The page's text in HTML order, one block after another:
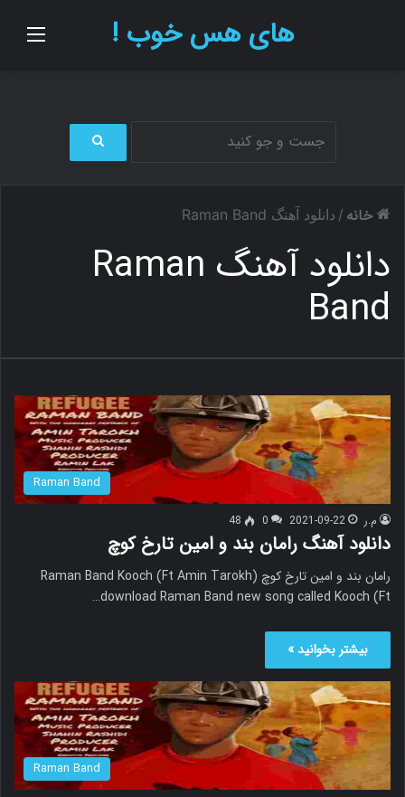
های هس خوب !
ج
ب
ر
خانه / دانلود آهنگ Raman Band
دانلود آهنگ Raman
Band
Raman Band
م.ر 2021-09-22
0
48
دانلود آهنگ رامان بند و امین تارخ کوچ
رامان بند و امین تارخ کوچ Raman Band Kooch (Ft Amin Tarokh)
download Raman Band new song called Kooch (Ft…
بیشتر بخوانید »
Raman Band